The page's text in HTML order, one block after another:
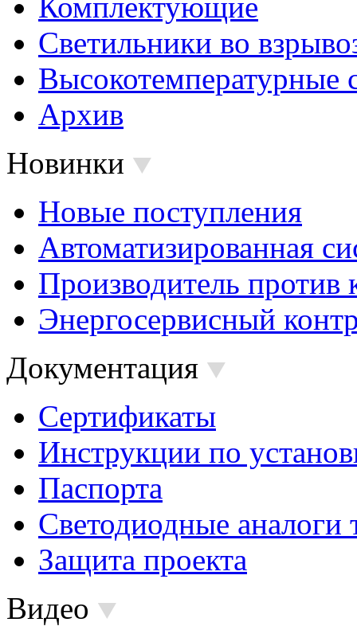
Светильники во
Высокотемпературные
Архив
Новинки
Новые поступления
Автоматизированная
Производитель против
Энергосервисный
Документация
Сертификаты
Инструкции по
Паспорта
Светодиодные аналоги
Защита проекта
Видео